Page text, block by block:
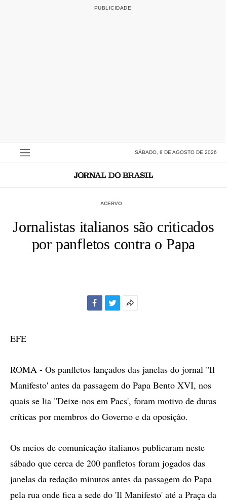
SÁBADO, 8 DE AGOSTO DE 2026
ACERVO
Jornalistas italianos são criticados
por panfletos contra o Papa
EFE
ROMA - Os panfletos lançados das janelas do jornal "Il
Manifesto' antes da passagem do Papa Bento XVI, nos
quais se lia "Deixe-nos em Pacs', foram motivo de duras
críticas por membros do Governo e da oposição.
Os meios de comunicação italianos publicaram neste
sábado que cerca de 200 panfletos foram jogados das
janelas da redação minutos antes da passagem do Papa
pela rua onde fica a sede do 'Il Manifesto' até a Praça da